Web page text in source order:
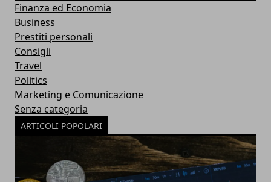
Finanza ed Economia
Business
Prestiti personali
Consigli
Travel
Politics
Marketing e Comunicazione
Senza categoria
ARTICOLI POPOLARI